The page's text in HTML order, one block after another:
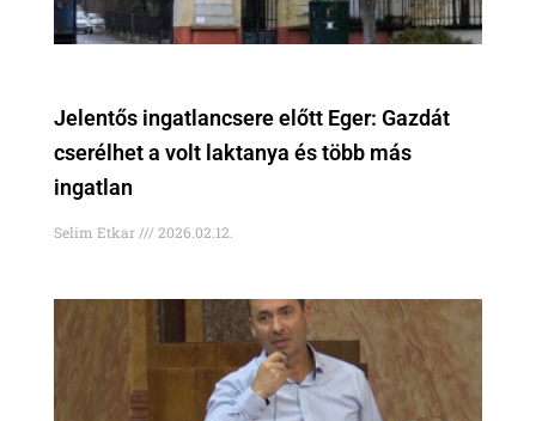
Jelentős ingatlancsere előtt Eger: Gazdát
cserélhet a volt laktanya és több más
ingatlan
Selim Etkar 2026.02.12.